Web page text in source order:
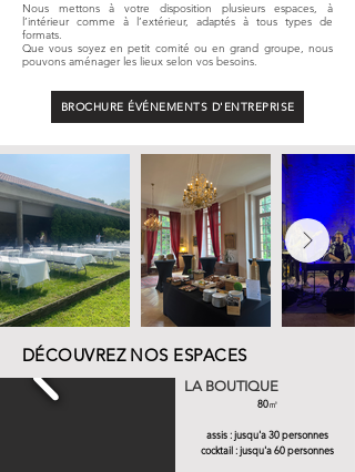
Nous mettons à votre disposition plusieurs espaces, à
l’intérieur comme à l’extérieur, adaptés à tous types de
formats.
Que vous soyez en petit comité ou en grand groupe, nous
pouvons aménager les lieux selon vos besoins.
BROCHURE ÉVÉNEMENTS D'ENTREPRISE
DÉCOUVREZ NOS ESPACES
LA BOUTIQUE
80㎡
assis : jusqu'a 30 personnes​​
cocktail : jusqu'a 60 personnes